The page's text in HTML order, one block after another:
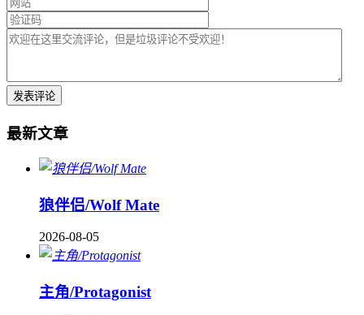
最新文章
狼伴侣/Wolf Mate
2026-08-05
主角/Protagonist